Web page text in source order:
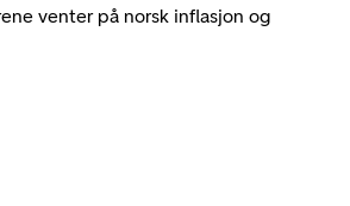
venter på norsk inflasjon og